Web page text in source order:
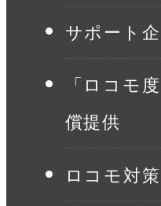
サポート
「ロコモ
償提供
ロコモ対